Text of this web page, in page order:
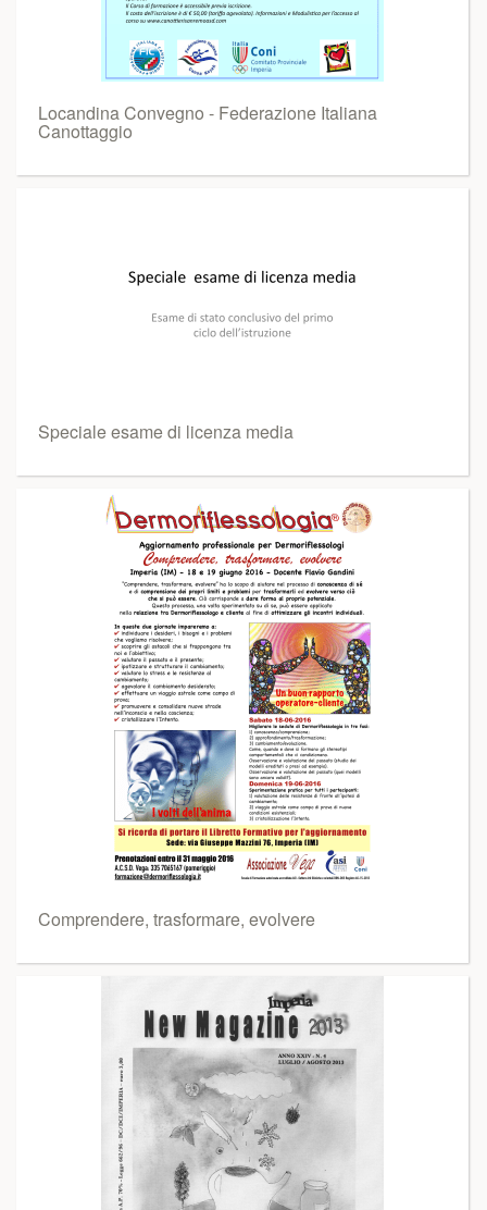
Locandina Convegno - Federazione Italiana
Canottaggio
Speciale esame di licenza media
Comprendere, trasformare, evolvere